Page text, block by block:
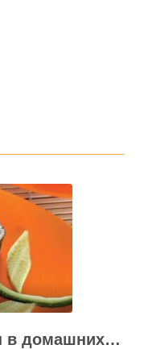
Как приготовить роллы в домашних условиях?